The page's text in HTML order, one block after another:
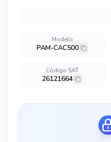
Modelo
PAM-CAC500
Código SAT
26121664